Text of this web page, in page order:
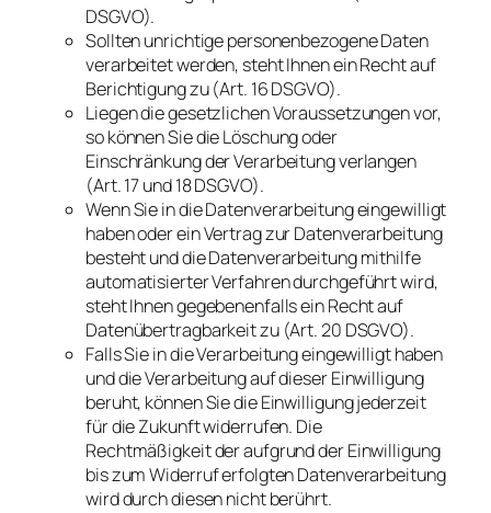
DSGVO).
Sollten unrichtige personenbezogene Daten
verarbeitet werden, steht Ihnen ein Recht auf
Berichtigung zu (Art. 16 DSGVO).
Liegen die gesetzlichen Voraussetzungen vor,
so können Sie die Löschung oder
Einschränkung der Verarbeitung verlangen
(Art. 17 und 18 DSGVO).
Wenn Sie in die Datenverarbeitung eingewilligt
haben oder ein Vertrag zur Datenverarbeitung
besteht und die Datenverarbeitung mithilfe
automatisierter Verfahren durchgeführt wird,
steht Ihnen gegebenenfalls ein Recht auf
Datenübertragbarkeit zu (Art. 20 DSGVO).
Falls Sie in die Verarbeitung eingewilligt haben
und die Verarbeitung auf dieser Einwilligung
beruht, können Sie die Einwilligung jederzeit
für die Zukunft widerrufen. Die
Rechtmäßigkeit der aufgrund der Einwilligung
bis zum Widerruf erfolgten Datenverarbeitung
wird durch diesen nicht berührt.